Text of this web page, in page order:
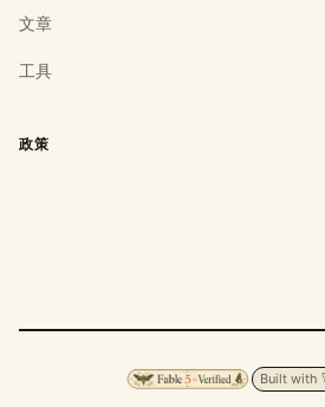
文章
工具
政策
Built with